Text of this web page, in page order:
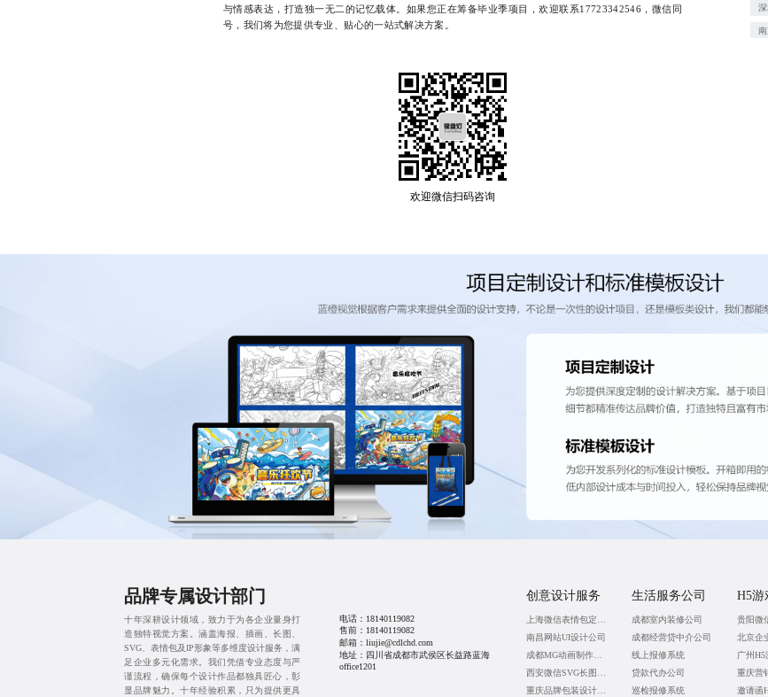
与情感表达，打造独一无二的记忆载体。如果您正在筹备毕业季项目，欢迎联系17723342546，微信同
号，我们将为您提供专业、贴心的一站式解决方案。
欢迎微信扫码咨询
品牌专属设计部门
十年深耕设计领域，致力于为各企业量身打
造独特视觉方案。涵盖海报、插画、长图、
SVG、表情包及IP形象等多维度设计服务，满
足企业多元化需求。我们凭借专业态度与严
谨流程，确保每个设计作品都独具匠心，彰
显品牌魅力。十年经验积累，只为提供更具
电话： 18140119082
售前： 18140119082
邮箱：liujie@cdlchd.com
地址：四川省成都市武侯区长益路蓝海
office1201
创意设计服务
南昌网站UI设计公司
成都MG动画制作公司
重庆品牌包装设计公司
生活服务公司
成都室内装修公司
成都经营贷中介公司
线上报修系统
贷款代办公司
巡检报修系统
H5游
北京企
广州H5
重庆营
邀请函